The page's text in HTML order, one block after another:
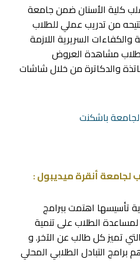
كلية الأسنان ضمن جامعة
من تدريب عملي للطلاب
السريرية اللازمة
مشاهدة العروض
والدكاترة من خلال شاشات
باشكنت
لجامعة أنقرة ميديبول :
تأسيسها اهتمت ببرامج
لمساعدة الطلاب على تنمية
تميز كل طالب عن الآخر. و
التبادل الطلابي المحلي